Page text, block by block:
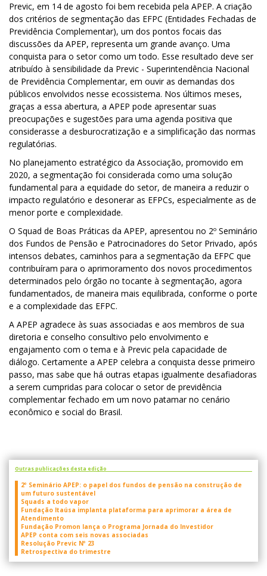
Previc, em 14 de agosto foi bem recebida pela APEP. A criação
dos critérios de segmentação das EFPC (Entidades Fechadas de
Previdência Complementar), um dos pontos focais das
discussões da APEP, representa um grande avanço. Uma
conquista para o setor como um todo. Esse resultado deve ser
atribuído à sensibilidade da Previc - Superintendência Nacional
de Previdência Complementar, em ouvir as demandas dos
públicos envolvidos nesse ecossistema. Nos últimos meses,
graças a essa abertura, a APEP pode apresentar suas
preocupações e sugestões para uma agenda positiva que
considerasse a desburocratização e a simplificação das normas
regulatórias.
No planejamento estratégico da Associação, promovido em
2020, a segmentação foi considerada como uma solução
fundamental para a equidade do setor, de maneira a reduzir o
impacto regulatório e desonerar as EFPCs, especialmente as de
menor porte e complexidade.
O Squad de Boas Práticas da APEP, apresentou no 2º Seminário
dos Fundos de Pensão e Patrocinadores do Setor Privado, após
intensos debates, caminhos para a segmentação da EFPC que
contribuíram para o aprimoramento dos novos procedimentos
determinados pelo órgão no tocante à segmentação, agora
fundamentados, de maneira mais equilibrada, conforme o porte
e a complexidade das EFPC.
A APEP agradece às suas associadas e aos membros de sua
diretoria e conselho consultivo pelo envolvimento e
engajamento com o tema e à Previc pela capacidade de
diálogo. Certamente a APEP celebra a conquista desse primeiro
passo, mas sabe que há outras etapas igualmente desafiadoras
a serem cumpridas para colocar o setor de previdência
complementar fechado em um novo patamar no cenário
econômico e social do Brasil.
Outras publicações desta edição
2º Seminário APEP: o papel dos fundos de pensão na construção de
um futuro sustentável
Squads a todo vapor
Fundação Itaúsa implanta plataforma para aprimorar a área de
Atendimento
Fundação Promon lança o Programa Jornada do Investidor
APEP conta com seis novas associadas
Resolução Previc Nº 23
Retrospectiva do trimestre